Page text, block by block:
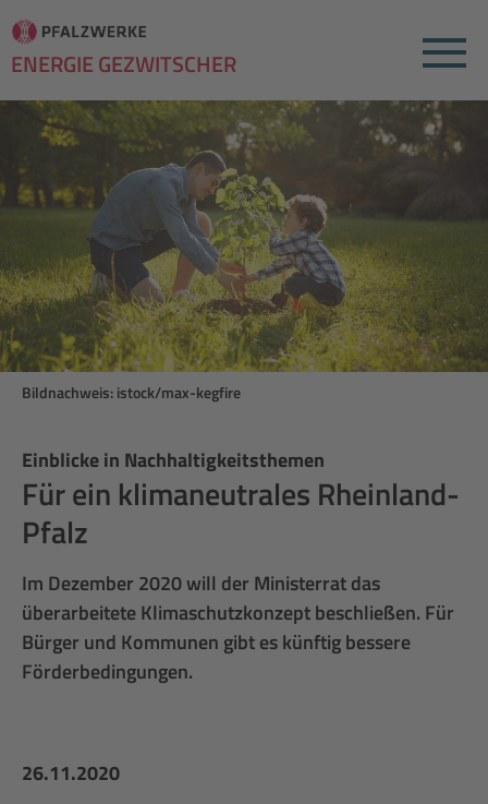
ENERGIE GEZWITSCHER Menu
Einblicke in Nachhaltigkeitsthemen
Für ein klimaneutrales Rheinland-
Pfalz
Im Dezember 2020 will der Ministerrat das
überarbeitete Klimaschutzkonzept beschließen. Für
Bürger und Kommunen gibt es künftig bessere
Förderbedingungen.
Bildnachweis: istock/max-kegfire
26.11.2020